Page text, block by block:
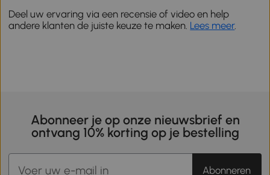
Deel uw ervaring via een recensie of video en help
andere klanten de juiste keuze te maken. Lees meer.
Abonneer je op onze nieuwsbrief en
ontvang 10% korting op je bestelling
Abonneren